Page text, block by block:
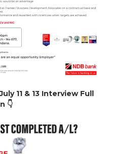
11 & 13 Interview Full
👇